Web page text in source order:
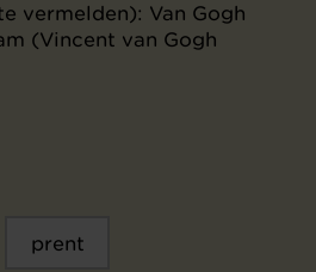
vermelden): Van Gogh
(Vincent van Gogh
prent